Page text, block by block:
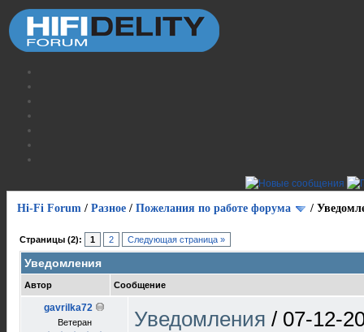
Hi-Fi Forum / Разное / Пожелания по работе форума /
Страницы (2): 1 2 Следующая страница »
Уведомления
Автор Сообщение
gavrilka72
Ветеран Уведомления / 07-12-